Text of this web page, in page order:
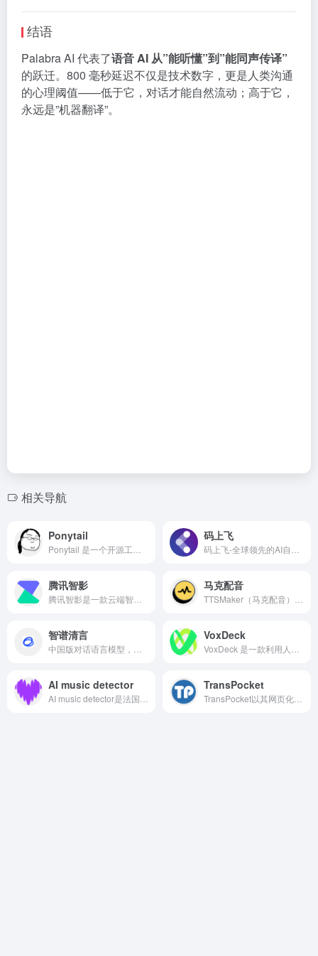
结语
Palabra AI 代表了语音 AI 从”能听懂”到”能同声传译”
的跃迁。800 毫秒延迟不仅是技术数字，更是人类沟通
的心理阈值——低于它，对话才能自然流动；高于它，
永远是”机器翻译”。
相关导航
Ponytail 码上飞
腾讯智影 马克配音
智谱清言 VoxDeck
AI music detector TransPocket